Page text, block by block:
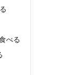
べる